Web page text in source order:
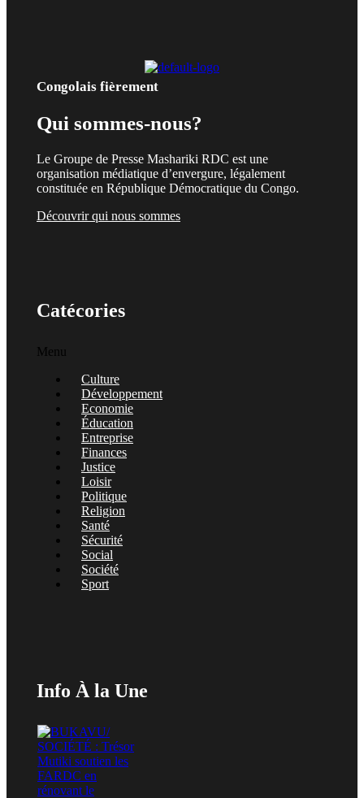
Congolais fièrement
Qui sommes-nous?
Le Groupe de Presse Mashariki RDC est une
organisation médiatique d’envergure, légalement
constituée en République Démocratique du Congo.
Découvrir qui nous sommes
Catécories
Menu
Culture
Développement
Economie
Éducation
Entreprise
Finances
Justice
Loisir
Politique
Religion
Santé
Sécurité
Social
Société
Sport
Info À la Une